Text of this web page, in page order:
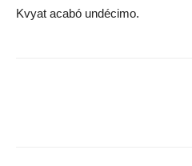
Kvyat acabó undécimo.